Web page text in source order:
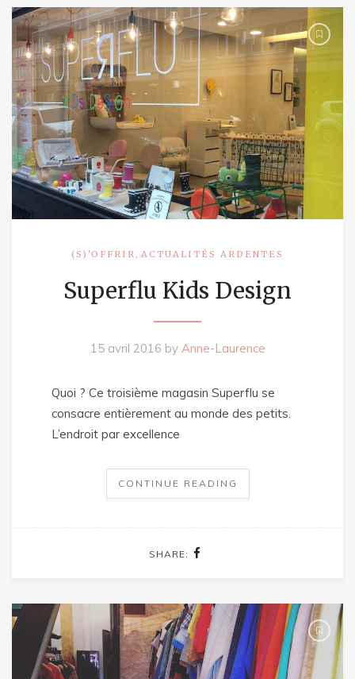
(S)'OFFRIR , ACTUALITÉS ARDENTES
Superflu Kids Design
15 avril 2016 by Anne-Laurence
Quoi ? Ce troisième magasin Superflu se
consacre entièrement au monde des petits.
L’endroit par excellence
CONTINUE READING
SHARE: